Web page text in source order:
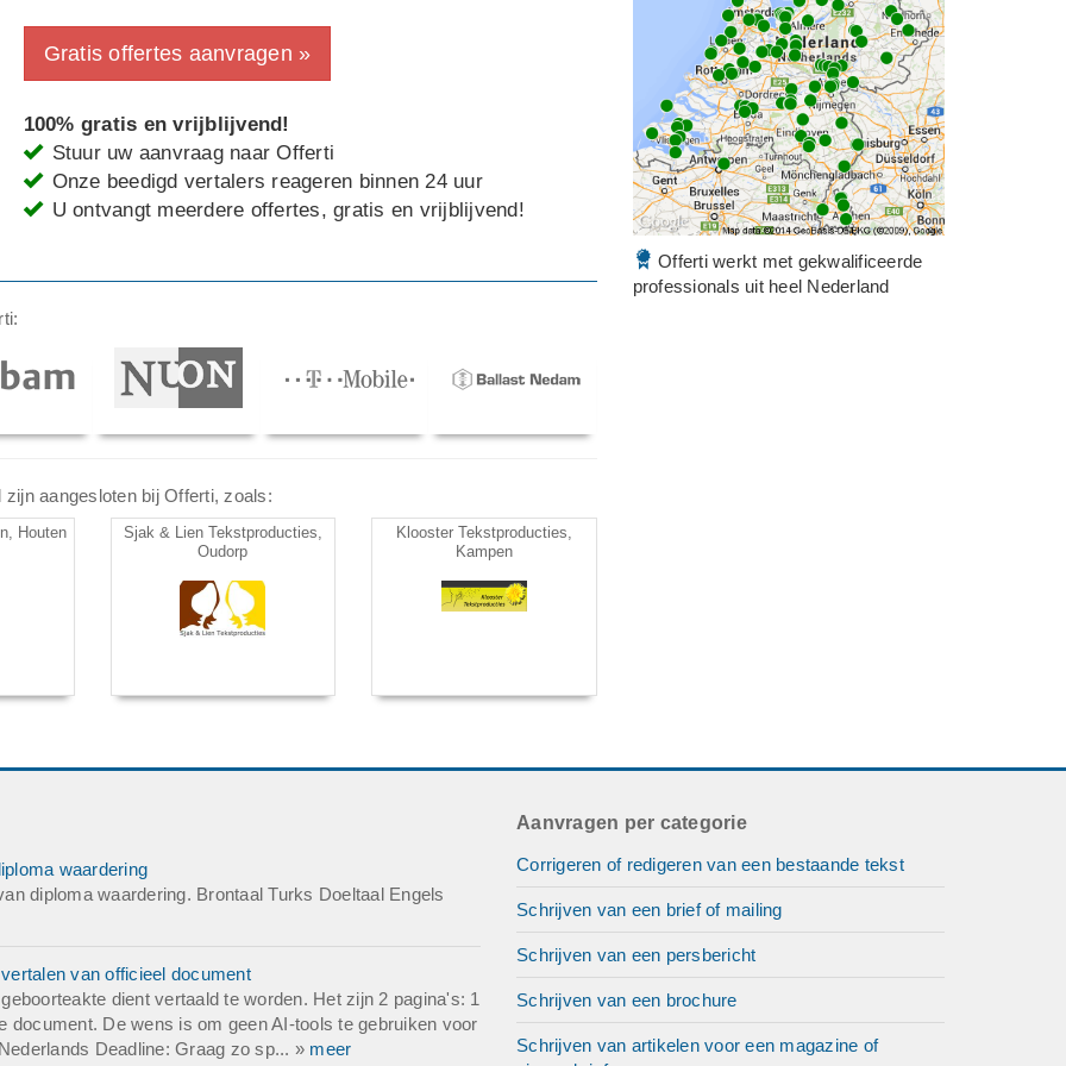
Gratis offertes aanvragen »
100% gratis en vrijblijvend!
Stuur uw aanvraag naar Offerti
Onze beedigd vertalers reageren binnen 24 uur
U ontvangt meerdere offertes, gratis en vrijblijvend!
aangesloten bij Offerti, zoals:
Houten
Sjak & Lien Tekstproducties,
Oudorp
Klooster Tekstproducties,
Kampen
Offerti werkt met gekwalificeerde
professionals uit heel Nederland
waardering
diploma waardering. Brontaal Turks Doeltaal Engels
van officieel document
dient vertaald te worden. Het zijn 2 pagina's: 1
De wens is om geen AI-tools te gebruiken voor
Deadline: Graag zo sp... » meer
Aanvragen per categorie
Corrigeren of redigeren van een bestaande tekst
Schrijven van een brief of mailing
Schrijven van een persbericht
Schrijven van een brochure
Schrijven van artikelen voor een magazine of